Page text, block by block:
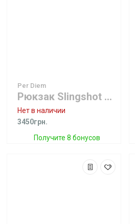
Per Diem
Рюкзак Slingshot Per Diem Backpack
Нет в наличии
3450грн.
Получите 8 бонусов